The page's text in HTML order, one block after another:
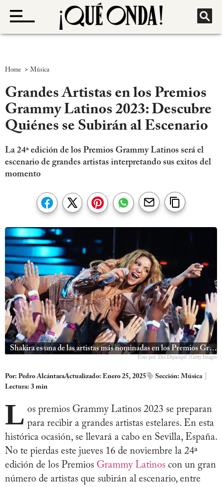
Home > Música
Grandes Artistas en los Premios
Grammy Latinos 2023: Descubre
Quiénes se Subirán al Escenario
La 24ª edición de los Premios Grammy Latinos será el
escenario de grandes artistas interpretando sus exitos del
momento
Shakira es una de las artistas más nominadas en los Premios Grammy Latinos 2023, que tendrán lugar en noviembre
Foto por: Dia Dipasupil |Getty Images
Por: Pedro AlcántaraActualizado: Enero 25, 2025 Sección: Música
Lectura: 3 min
L os premios Grammy Latinos 2023 se preparan
para recibir a grandes artistas estelares. En esta
histórica ocasión, se llevará a cabo en Sevilla, España.
No te pierdas este jueves 16 de noviembre la 24ª
edición de los Premios Grammy Latinos con un gran
número de artistas que subirán al escenario, entre